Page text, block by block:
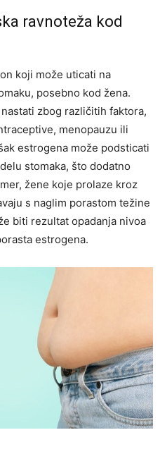
ravnoteža kod
koji može uticati na
posebno kod žena.
zbog različitih faktora,
menopauzu ili
estrogena može podsticati
stomaka, što dodatno
žene koje prolaze kroz
s naglim porastom težine
biti rezultat opadanja nivoa
estrogena.